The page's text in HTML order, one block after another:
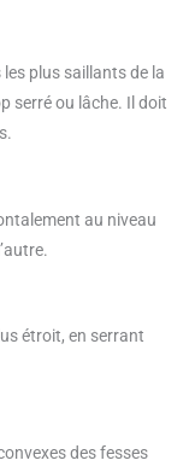
plus saillants de la
serré ou lâche. Il doit
au niveau
étroit, en serrant
des fesses